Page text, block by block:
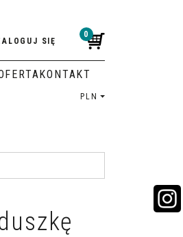
0
SIĘ
KONTAKT
PLN